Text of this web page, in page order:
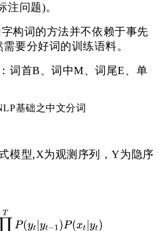
注问题)。
构词的方法并不依赖于事先
要分好词的训练语料。
词首B、词中M、词尾E、单
模型,X为观测序列，Y为隐序